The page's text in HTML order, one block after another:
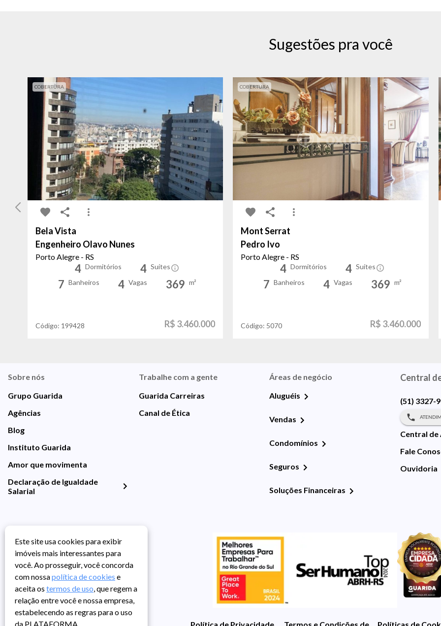
Sugestões pra você
COBERTURA
Bela Vista
Engenheiro Olavo Nunes
Porto Alegre - RS
4 Dormitórios 4 Suítes
7 Banheiros 4 Vagas 369 m²
Código: 199428 R$ 3.460.000
COBERTURA
Mont Serrat
Pedro Ivo
Porto Alegre - RS
4 Dormitórios 4 Suítes
7 Banheiros 4 Vagas 369 m²
Código: 5070 R$ 3.460.000
Sobre nós
Grupo Guarida
Agências
Blog
Instituto Guarida
Amor que movimenta
Declaração de Igualdade
Salarial
Trabalhe com a gente
Guarida Carreiras
Canal de Ética
Áreas de negócio
Aluguéis
Vendas
Condomínios
Seguros
Soluções Financeiras
Central
(51) 3327-
Central de
Fale
Ouvidoria
Política de Privacidade Termos e Condições de UsoPolíticas de
Este site usa cookies para exibir
imóveis mais interessantes para
você. Ao prosseguir, você concorda
com nossapolítica de cookies e
aceita os termos de uso, que regem a
relação entre você e nossa empresa,
estabelecendo as regras para o uso
da PLATAFORMA.